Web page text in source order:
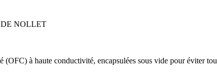
NOLLET
à haute conductivité, encapsulées sous vide pour éviter